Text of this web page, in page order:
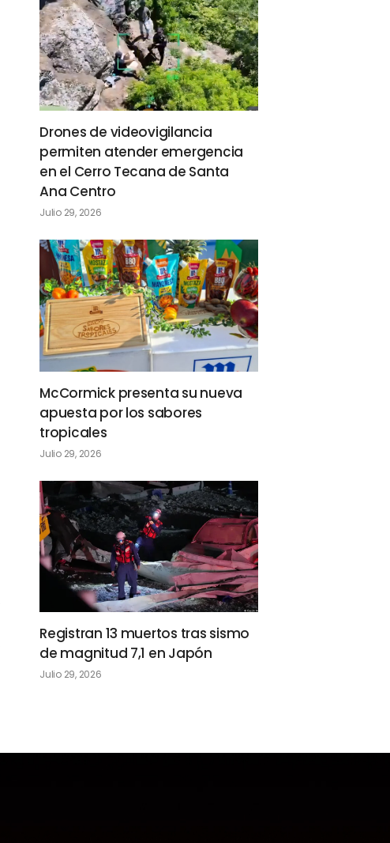
Drones de videovigilancia
permiten atender emergencia
en el Cerro Tecana de Santa
Ana Centro
Julio 29, 2026
McCormick presenta su nueva
apuesta por los sabores
tropicales
Julio 29, 2026
Registran 13 muertos tras sismo
de magnitud 7,1 en Japón
Julio 29, 2026